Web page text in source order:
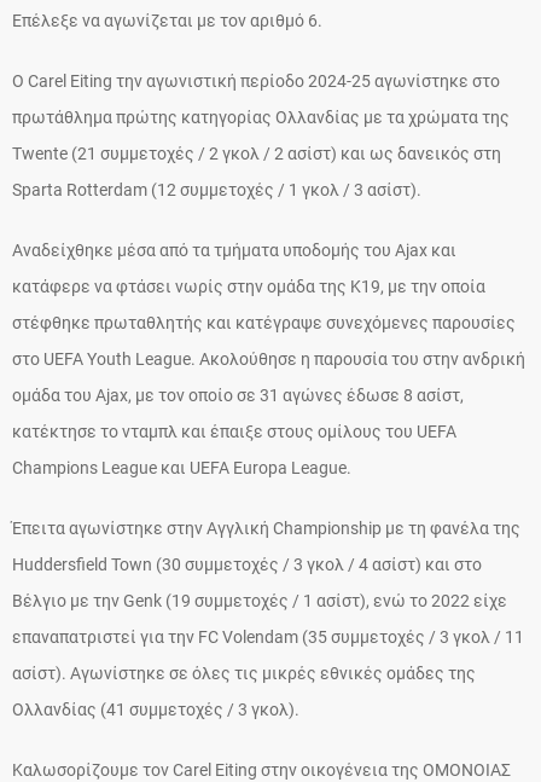
Επέλεξε να αγωνίζεται με τον αριθμό 6.
Ο Carel Eiting την αγωνιστική περίοδο 2024-25 αγωνίστηκε στο
πρωτάθλημα πρώτης κατηγορίας Ολλανδίας με τα χρώματα της
Twente (21 συμμετοχές / 2 γκολ / 2 ασίστ) και ως δανεικός στη
Sparta Rotterdam (12 συμμετοχές / 1 γκολ / 3 ασίστ).
Αναδείχθηκε μέσα από τα τμήματα υποδομής του Ajax και
κατάφερε να φτάσει νωρίς στην ομάδα της Κ19, με την οποία
στέφθηκε πρωταθλητής και κατέγραψε συνεχόμενες παρουσίες
στο UEFA Youth League. Ακολούθησε η παρουσία του στην ανδρική
ομάδα του Ajax, με τον οποίο σε 31 αγώνες έδωσε 8 ασίστ,
κατέκτησε το νταμπλ και έπαιξε στους ομίλους του UEFA
Champions League και UEFA Europa League.
Έπειτα αγωνίστηκε στην Αγγλική Championship με τη φανέλα της
Huddersfield Town (30 συμμετοχές / 3 γκολ / 4 ασίστ) και στο
Βέλγιο με την Genk (19 συμμετοχές / 1 ασίστ), ενώ το 2022 είχε
επαναπατριστεί για την FC Volendam (35 συμμετοχές / 3 γκολ / 11
ασίστ). Αγωνίστηκε σε όλες τις μικρές εθνικές ομάδες της
Ολλανδίας (41 συμμετοχές / 3 γκολ).
Καλωσορίζουμε τον Carel Eiting στην οικογένεια της ΟΜΟΝΟΙΑΣ